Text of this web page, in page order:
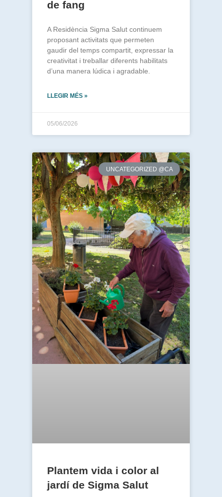
de fang
A Residència Sigma Salut continuem
proposant activitats que permeten
gaudir del temps compartit, expressar la
creativitat i treballar diferents habilitats
d’una manera lúdica i agradable.
LLEGIR MÉS »
05/06/2026
UNCATEGORIZED @CA
Plantem vida i color al
jardí de Sigma Salut